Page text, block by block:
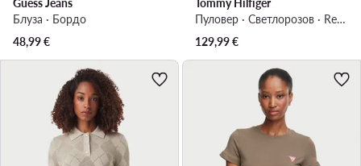
Guess Jeans
Блуза · Бордо
48,99€
Tommy Hilfiger
Пуловер · Светлорозов · Regular Fit
129,99€